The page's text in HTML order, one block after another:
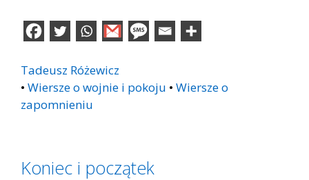
Tadeusz Różewicz
• Wiersze o wojnie i pokoju • Wiersze o
zapomnieniu
Koniec i początek